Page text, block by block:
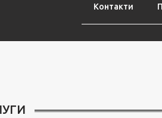
Контакти